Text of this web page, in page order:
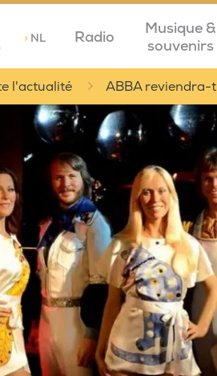
>NL Radio
Musique &
souvenirs
l'actualité ABBA reviendra-